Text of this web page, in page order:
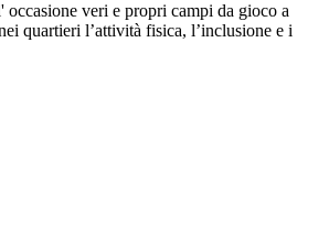
veri e propri campi da gioco a
quartieri l’attività fisica, l’inclusione e i